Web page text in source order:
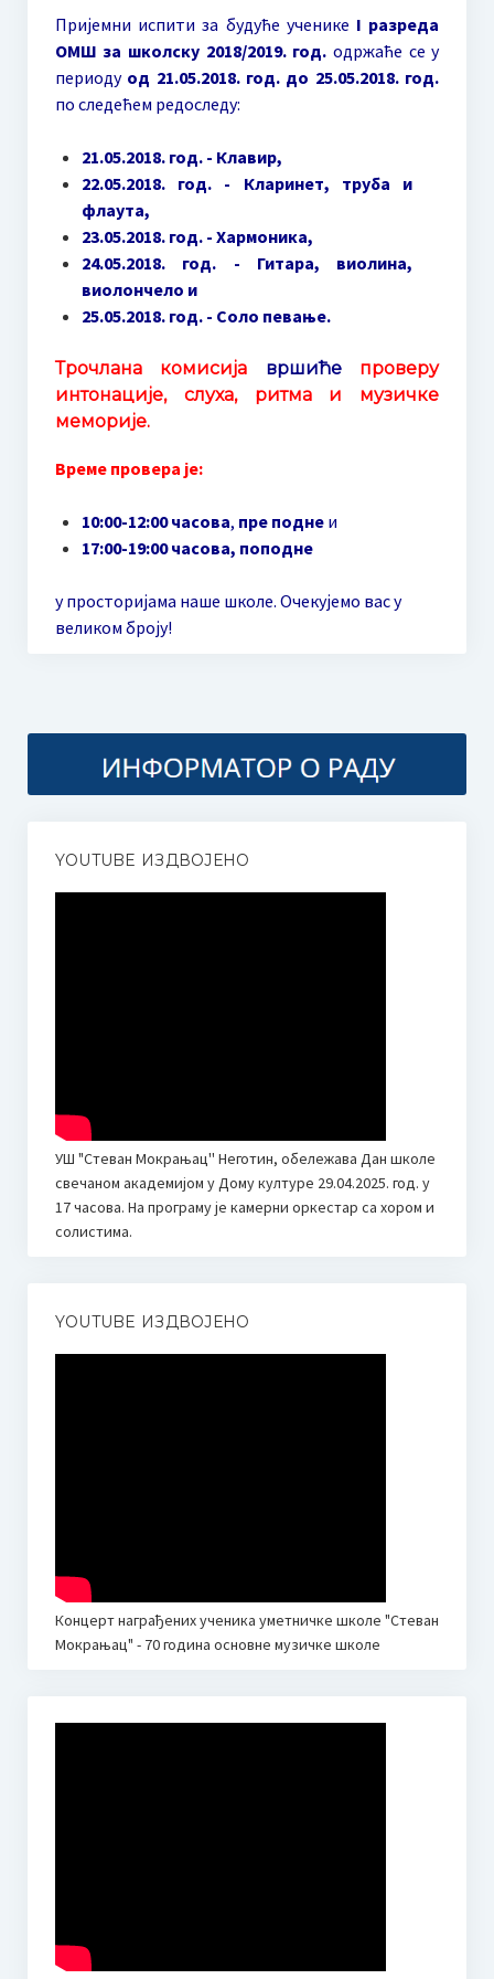
О такмичењу / About competition
Правилник / Rulebook
Пријава за такмичење
HOW TO PARTICIPATE? Application
ЖИРИ
Ljudmila Popovic, MMUS
Неготину
Пето меморијално такмичење дувача и камерних
ансамбала “Миле Пауновић”
Како се пријавити
Миле Пауновић
Друго такмичење пијаниста “Мокрањац” Неготин
Видео
Школски лист
Музичка Снохватица бр. 2
Финансијски извештај за 2021.
План буџета за 2021. годину
ЗА УПИС У СРЕДЊУ МУЗИЧКУ ШКОЛУ 2025. год.
Пријемни испити за будуће ученике I разреда
ОМШ за школску 2018/2019. год. одржаће се у
периодуод 21.05.2018. год. до 25.05.2018. год.
по следећем редоследу:
21.05.2018. год. - Клавир,
22.05.2018. год. - Кларинет, труба и
флаута,
23.05.2018. год. - Хармоника,
24.05.2018. год. - Гитара, виолина,
виолончело и
25.05.2018. год. - Соло певање.
Трочлана комисија вршиће проверу
интонације, слуха, ритма и музичке
меморије.
Време провера је:
10:00-12:00 часова, пре поднеи
17:00-19:00 часова, поподне
у просторијама наше школе. Очекујемо вас у
великом броју!
YOUTUBE ИЗДВОЈЕНО
УШ "Стеван Мокрањац'' Неготин, обележава Дан школе
свечаном академијом у Дому културе 29.04.2025. год. у
17 часова. На програму је камерни оркестар са хором и
солистима.
YOUTUBE ИЗДВОЈЕНО
Концерт награђених ученика уметничке школе "Стеван
Мокрањац" - 70 година основне музичке школе